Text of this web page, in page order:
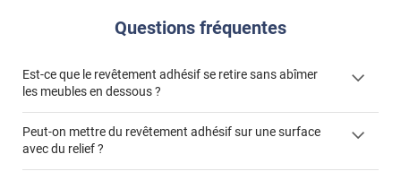
Questions fréquentes
Est-ce que le revêtement adhésif se retire sans abîmer
les meubles en dessous ?
Peut-on mettre du revêtement adhésif sur une surface
avec du relief ?